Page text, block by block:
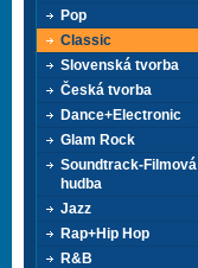
Pop
Classic
Slovenská tvorba
Česká tvorba
Dance+Electronic
Glam Rock
Soundtrack-Filmová
hudba
Jazz
Rap+Hip Hop
R&B